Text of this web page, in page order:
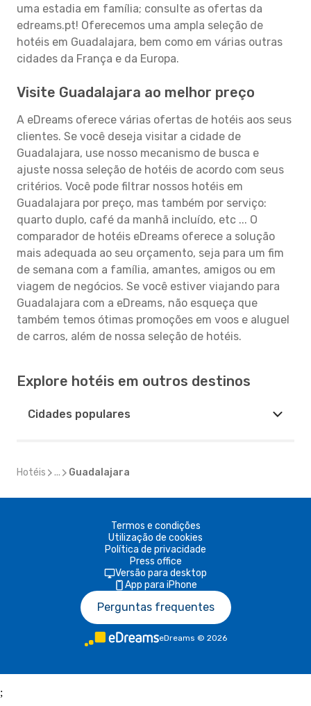
uma estadia em família; consulte as ofertas da
edreams.pt! Oferecemos uma ampla seleção de
hotéis em Guadalajara, bem como em várias outras
cidades da França e da Europa.
Visite Guadalajara ao melhor preço
A eDreams oferece várias ofertas de hotéis aos seus
clientes. Se você deseja visitar a cidade de
Guadalajara, use nosso mecanismo de busca e
ajuste nossa seleção de hotéis de acordo com seus
critérios. Você pode filtrar nossos hotéis em
Guadalajara por preço, mas também por serviço:
quarto duplo, café da manhã incluído, etc ... O
comparador de hotéis eDreams oferece a solução
mais adequada ao seu orçamento, seja para um fim
de semana com a família, amantes, amigos ou em
viagem de negócios. Se você estiver viajando para
Guadalajara com a eDreams, não esqueça que
também temos ótimas promoções em voos e aluguel
de carros, além de nossa seleção de hotéis.
Explore hotéis em outros destinos
Cidades populares
Hotéis ... Guadalajara
Termos e condições
Utilização de cookies
Política de privacidade
Press office
Versão para desktop
App para iPhone
Perguntas frequentes
eDreams © 2026
;